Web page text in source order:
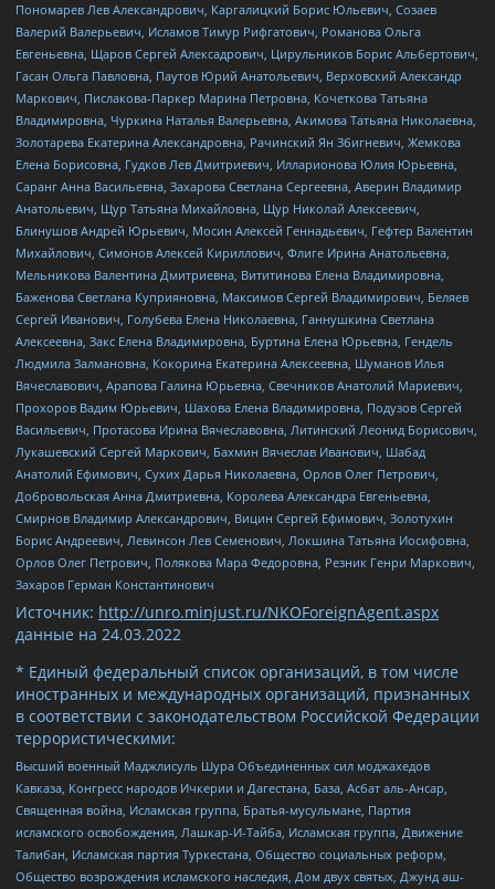
Пономарев Лев Александрович, Каргалицкий Борис Юльевич, Созаев
Валерий Валерьевич, Исламов Тимур Рифгатович, Романова Ольга
Евгеньевна, Щаров Сергей Алексадрович, Цирульников Борис Альбертович,
Гасан Ольга Павловна, Паутов Юрий Анатольевич, Верховский Александр
Маркович, Пислакова-Паркер Марина Петровна, Кочеткова Татьяна
Владимировна, Чуркина Наталья Валерьевна, Акимова Татьяна Николаевна,
Золотарева Екатерина Александровна, Рачинский Ян Збигневич, Жемкова
Елена Борисовна, Гудков Лев Дмитриевич, Илларионова Юлия Юрьевна,
Саранг Анна Васильевна, Захарова Светлана Сергеевна, Аверин Владимир
Анатольевич, Щур Татьяна Михайловна, Щур Николай Алексеевич,
Блинушов Андрей Юрьевич, Мосин Алексей Геннадьевич, Гефтер Валентин
Михайлович, Симонов Алексей Кириллович, Флиге Ирина Анатольевна,
Мельникова Валентина Дмитриевна, Вититинова Елена Владимировна,
Баженова Светлана Куприяновна, Максимов Сергей Владимирович, Беляев
Сергей Иванович, Голубева Елена Николаевна, Ганнушкина Светлана
Алексеевна, Закс Елена Владимировна, Буртина Елена Юрьевна, Гендель
Людмила Залмановна, Кокорина Екатерина Алексеевна, Шуманов Илья
Вячеславович, Арапова Галина Юрьевна, Свечников Анатолий Мариевич,
Прохоров Вадим Юрьевич, Шахова Елена Владимировна, Подузов Сергей
Васильевич, Протасова Ирина Вячеславовна, Литинский Леонид Борисович,
Лукашевский Сергей Маркович, Бахмин Вячеслав Иванович, Шабад
Анатолий Ефимович, Сухих Дарья Николаевна, Орлов Олег Петрович,
Добровольская Анна Дмитриевна, Королева Александра Евгеньевна,
Смирнов Владимир Александрович, Вицин Сергей Ефимович, Золотухин
Борис Андреевич, Левинсон Лев Семенович, Локшина Татьяна Иосифовна,
Орлов Олег Петрович, Полякова Мара Федоровна, Резник Генри Маркович,
Захаров Герман Константинович
Источник: http://unro.minjust.ru/NKOForeignAgent.aspx
данные на 24.03.2022
* Единый федеральный список организаций, в том числе
иностранных и международных организаций, признанных
в соответствии с законодательством Российской Федерации
террористическими:
Высший военный Маджлисуль Шура Объединенных сил моджахедов
Кавказа, Конгресс народов Ичкерии и Дагестана, База, Асбат аль-Ансар,
Священная война, Исламская группа, Братья-мусульмане, Партия
исламского освобождения, Лашкар-И-Тайба, Исламская группа, Движение
Талибан, Исламская партия Туркестана, Общество социальных реформ,
Общество возрождения исламского наследия, Дом двух святых, Джунд аш-